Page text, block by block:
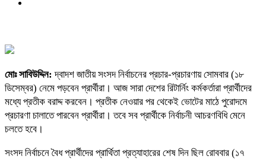
মোঃ সাবিউদ্দিন: দ্বাদশ জাতীয় সংসদ নির্বাচনের প্রচার-প্রচারণায় সোমবার (১৮
ডিসেম্বর) নেমে পড়বেন প্রার্থীরা। আজ সারা দেশের রিটার্নিং কর্মকর্তারা প্রার্থীদের
মধ্যে প্রতীক বরাদ্দ করবেন। প্রতীক নেওয়ার পর থেকেই ভোটের মাঠে পুরোদমে
প্রচারণা চালাতে পারবেন প্রার্থীরা। তবে সব প্রার্থীকে নির্বাচনী আচরণবিধি মেনে
চলতে হবে।
সংসদ নির্বাচনে বৈধ প্রার্থীদের প্রার্থিতা প্রত্যাহারের শেষ দিন ছিল রোববার (১৭